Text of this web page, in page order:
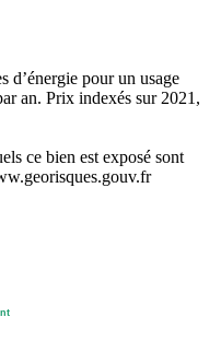
d’énergie pour un usage
an. Prix indexés sur 2021,
ce bien est exposé sont